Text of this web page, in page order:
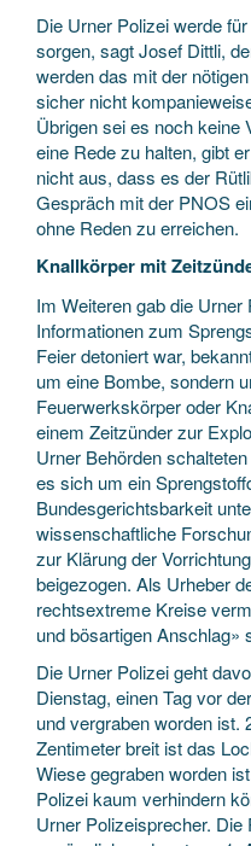
Die Urner Polizei werde
sorgen, sagt Josef Dittli,
werden das mit der
sicher nicht
Übrigen sei es noch keine
eine Rede zu halten, gibt
nicht aus, dass es der
Gespräch mit der PNOS
ohne Reden zu erreichen.
Knallkörper mit
Im Weiteren gab die
Informationen zum
Feier detoniert war,
um eine Bombe, sondern
Feuerwerkskörper oder
einem Zeitzünder zur
Urner Behörden
es sich um ein
Bundesgerichtsbarkeit
wissenschaftliche
zur Klärung der
beigezogen. Als Urheber
rechtsextreme Kreise
und bösartigen Anschlag»
Die Urner Polizei geht
Dienstag, einen Tag vor
und vergraben worden ist.
Zentimeter breit ist das
Wiese gegraben worden
Polizei kaum verhindern
Urner Polizeisprecher.